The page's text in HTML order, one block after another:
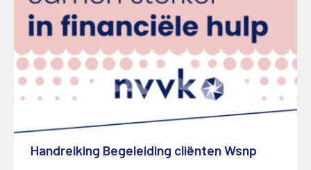
Handreiking Begeleiding cliënten Wsnp